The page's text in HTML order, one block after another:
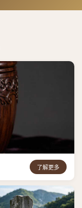
了解更多